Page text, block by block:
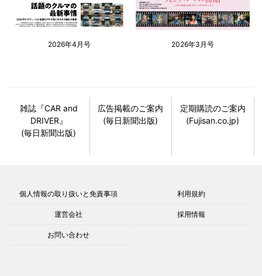
2026年4月号 2026年3月号
雑誌『CAR and
DRIVER』
(毎日新聞出版)
広告掲載のご案内
(毎日新聞出版)
定期購読のご案内
(Fujisan.co.jp)
個人情報の取り扱いと免責事項 利用規約
運営会社 採用情報
お問い合わせ